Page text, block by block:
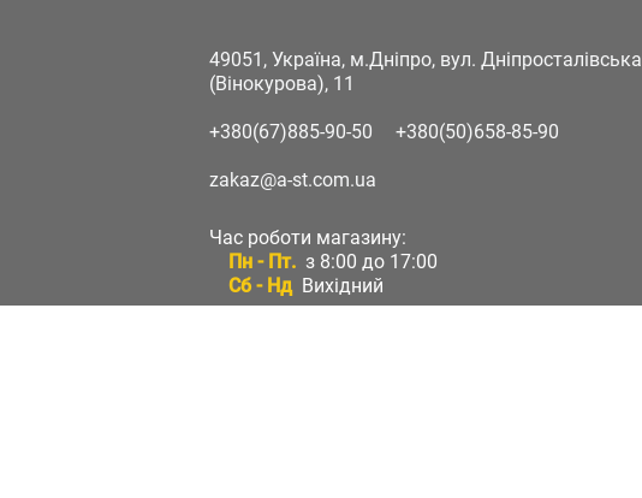
49051, Україна, м.Дніпро, вул. Дніпросталівська
(Вінокурова), 11
+380(67)885-90-50 +380(50)658-85-90
zakaz@a-st.com.ua
Час роботи магазину:
Пн - Пт. з 8:00 до 17:00
Сб - Нд Вихідний